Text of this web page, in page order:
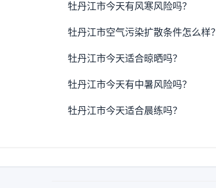
牡丹江市今天有风寒风险吗？
牡丹江市空气污染扩散条件怎么样？
牡丹江市今天适合晾晒吗？
牡丹江市今天有中暑风险吗？
牡丹江市今天适合晨练吗？